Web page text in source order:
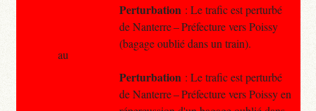
Perturbation : Le trafic est perturbé
de Nanterre – Préfecture vers Poissy
(bagage oublié dans un train).
Perturbation : Le trafic est perturbé
de Nanterre – Préfecture vers Poissy en
au